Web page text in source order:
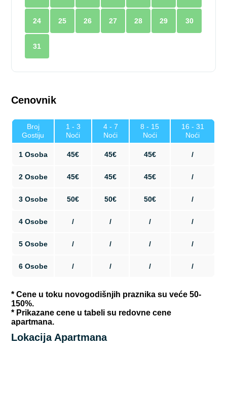
24 25 26 27 28 29 30
31
Cenovnik
Broj
Gostiju
1 - 3
Noći
4 - 7
Noći
8 - 15
Noći
16 - 31
Noći
1 Osoba 45€ 45€ 45€ /
2 Osobe 45€ 45€ 45€ /
3 Osobe 50€ 50€ 50€ /
4 Osobe / / / /
5 Osobe / / / /
6 Osobe / / / /
* Cene u toku novogodišnjih praznika su veće 50-
150%.
* Prikazane cene u tabeli su redovne cene
apartmana.
Lokacija Apartmana